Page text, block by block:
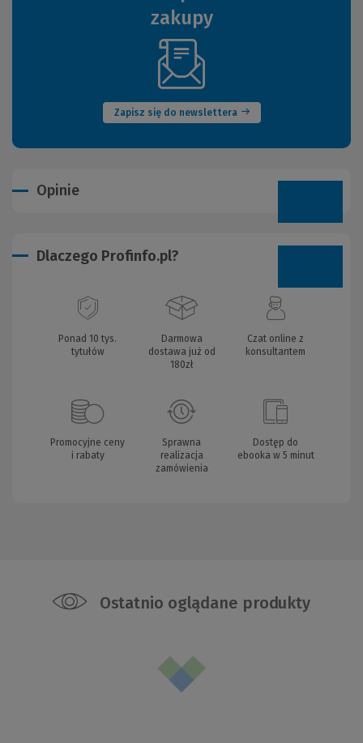
zakupy
Zapisz się do newslettera
(Nowe
okno)
Opinie
Dlaczego Profinfo.pl?
Ponad 10 tys.
tytułów
Darmowa
dostawa już od
180zł
Czat online z
konsultantem
Promocyjne ceny
i rabaty
Sprawna
realizacja
zamówienia
Dostęp do
ebooka w 5 minut
Ostatnio oglądane produkty